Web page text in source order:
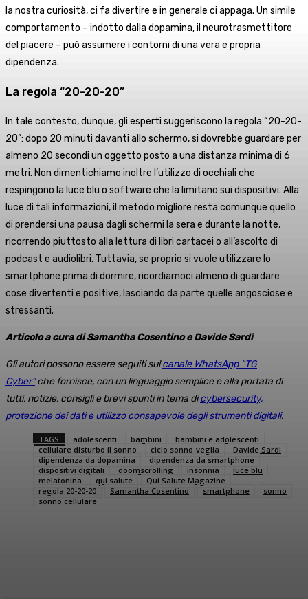
la nostra curiosità, ci fa divertire e in generale ci appaga. Un simile
comportamento – indotto dalla dopamina, il neurotrasmettitore
del piacere – può assumere i contorni di una vera e propria
dipendenza.
La regola “20-20-20”
In tale contesto, dunque, gli esperti suggeriscono la regola “20-20-
20”: dopo 20 minuti davanti allo schermo, si dovrebbe guardare per
almeno 20 secondi un oggetto posto a una distanza minima di 6
metri. Non dimentichiamo inoltre l’utilizzo di occhiali che
respingono la luce blu o software che la limitano sui dispositivi. Alla
luce di tali informazioni, il metodo migliore resta comunque quello
di prendersi una pausa dagli schermi la sera e durante la notte,
ricorrendo piuttosto alla lettura di libri cartacei o all’ascolto di
podcast e audiolibri. Tuttavia, se proprio si vuole utilizzare lo
smartphone prima di dormire, ricordiamoci almeno di guardare
cose divertenti e positive, lasciando da parte quelle angosciose e
stressanti.
Articolo a cura di Samantha Cosentino e Davide Sardi
Gli autori possono essere seguiti sulcanale WhatsApp “TG
Cyber”che fornisce, con un linguaggio semplice e alla portata di
tutti, notizie, consigli e brevi spunti in tema dicybersecurity,
protezione dei dati e utilizzo consapevole degli strumenti digitali.
TAGS adolescenti bambini
bambini e adolescenti
cellulare disturbo il sonno
ciclo sonno-veglia
Davide Sardi
dipendenza da dopamina
dipendenza da smartphone
dispositivi digitali
doomscrolling insonnia
luce blu
melatonina
qui salute
Qui Salute Magazine
regola 20-20-20
Samantha Cosentino smartphone
sonno
sonno cellulare